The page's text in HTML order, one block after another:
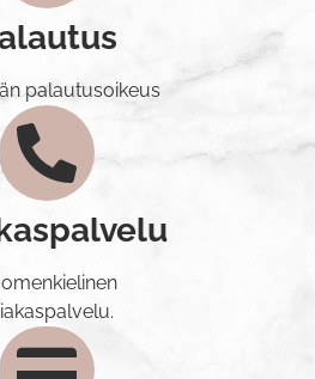
palautusoikeus